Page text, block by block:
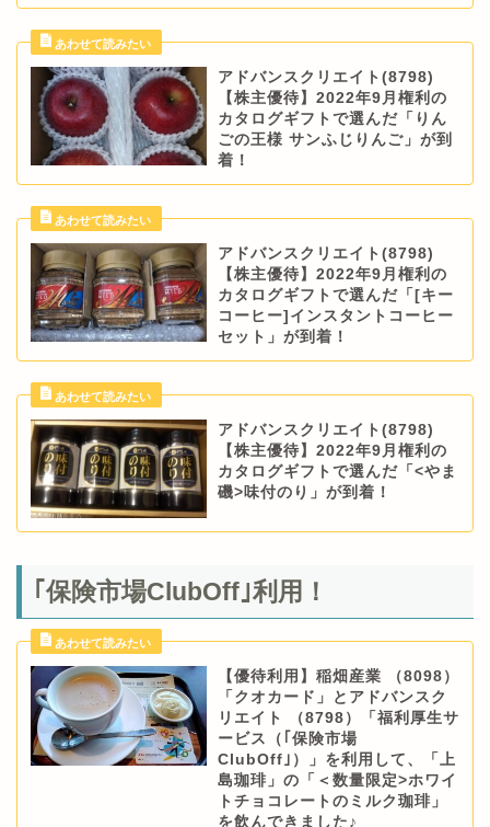
アドバンスクリエイト(8798)
【株主優待】2022年9月権利の
カタログギフトで選んだ「りん
ごの王様 サンふじりんご」が到
着！
アドバンスクリエイト(8798)
【株主優待】2022年9月権利の
カタログギフトで選んだ「[キー
コーヒー]インスタントコーヒー
セット」が到着！
アドバンスクリエイト(8798)
【株主優待】2022年9月権利の
カタログギフトで選んだ「<やま
磯>味付のり」が到着！
｢保険市場ClubOff｣利用！
【優待利用】稲畑産業 （8098）
「クオカード」とアドバンスク
リエイト （8798）「福利厚生サ
ービス（｢保険市場
ClubOff｣）」を利用して、「上
島珈琲」の「＜数量限定>ホワイ
トチョコレートのミルク珈琲」
を飲んできました♪